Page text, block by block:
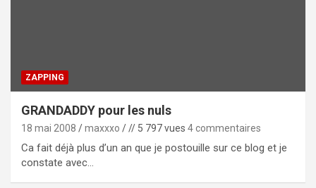
ZAPPING
GRANDADDY pour les nuls
18 mai 2008 maxxxo // 5 797 vues 4 commentaires
Ca fait déjà plus d’un an que je postouille sur ce blog et je
constate avec…